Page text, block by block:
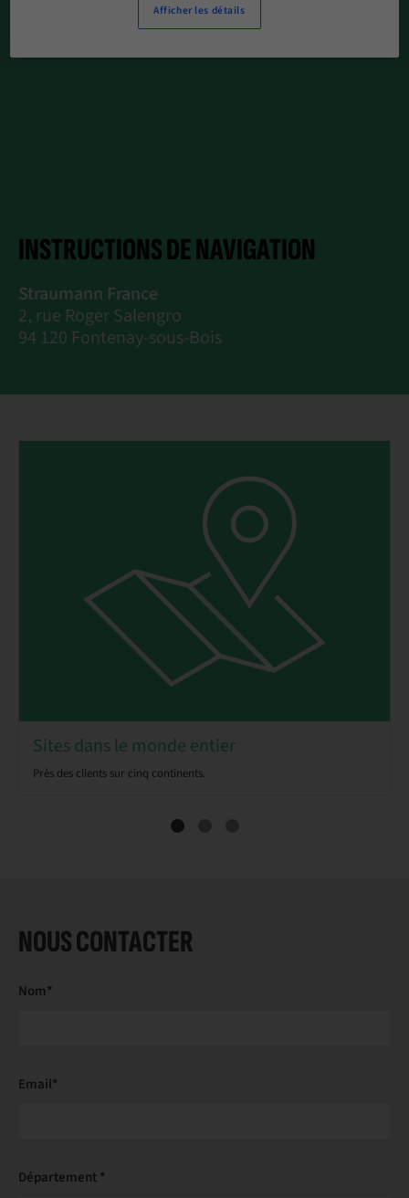
INSTRUCTIONS DE NAVIGATION
Straumann France
2, rue Roger Salengro
94 120 Fontenay-sous-Bois
Sites dans le monde entier
Près des clients sur cinq continents.
NOUS CONTACTER
Nom*
Email*
Département *
Afficher les détails